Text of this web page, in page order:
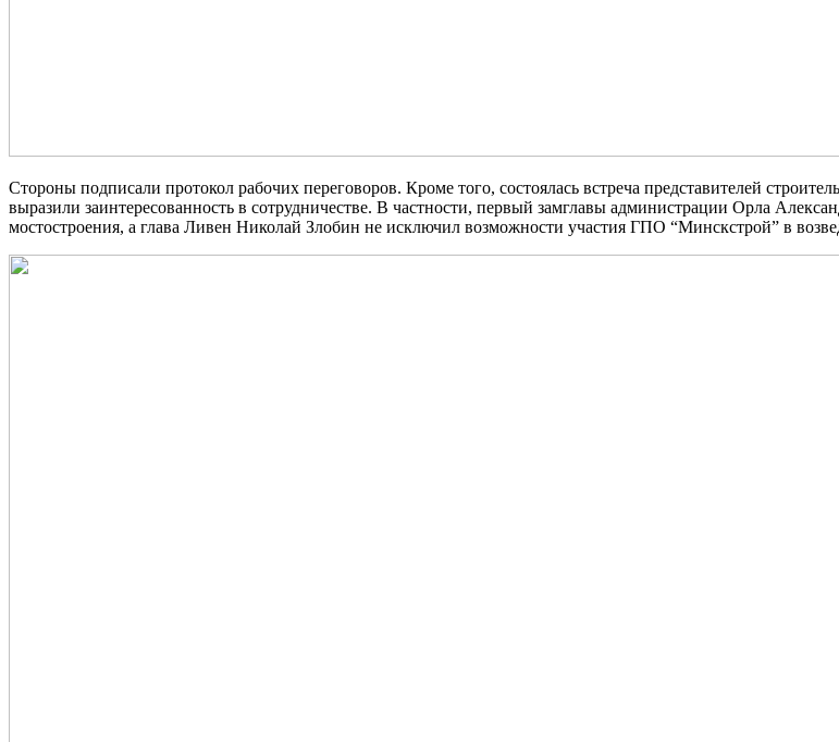
Стороны подписали протокол рабочих переговоров. Кроме того, состоялась встреча представителей
выразили заинтересованность в сотрудничестве. В частности, первый замглавы администрации Орла
мостостроения, а глава Ливен Николай Злобин не исключил возможности участия ГПО “Минскстрой” в